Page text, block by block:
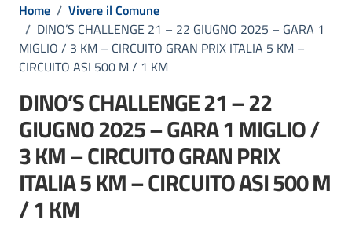
Home / Vivere il Comune
/ DINO’S CHALLENGE 21 – 22 GIUGNO 2025 – GARA 1
MIGLIO / 3 KM – CIRCUITO GRAN PRIX ITALIA 5 KM –
CIRCUITO ASI 500 M / 1 KM
DINO’S CHALLENGE 21 – 22
GIUGNO 2025 – GARA 1 MIGLIO /
3 KM – CIRCUITO GRAN PRIX
ITALIA 5 KM – CIRCUITO ASI 500 M
/ 1 KM